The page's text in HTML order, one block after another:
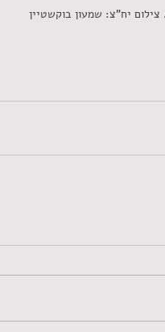
יח"צ: שמעון בוקשטיין